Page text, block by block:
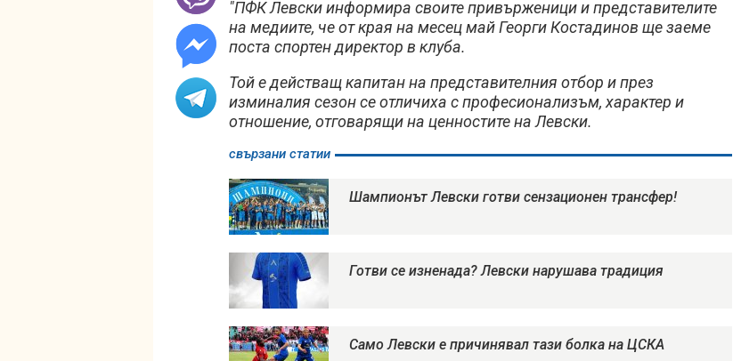
"ПФК Левски информира своите привърженици и представителите
на медиите, че от края на месец май Георги Костадинов ще заеме
поста спортен директор в клуба.
Той е действащ капитан на представителния отбор и през
изминалия сезон се отличиха с професионализъм, характер и
отношение, отговарящи на ценностите на Левски.
свързани статии
Шампионът Левски готви сензационен трансфер!
Готви се изненада? Левски нарушава традиция
Само Левски е причинявал тази болка на ЦСКА